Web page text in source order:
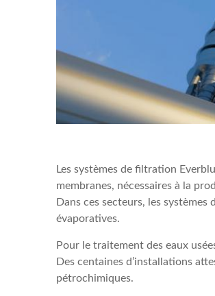
Les systèmes de filtration
membranes, nécessaires à la
Dans ces secteurs, les
évaporatives.
Pour le traitement des eaux
Des centaines d’installations
pétrochimiques.